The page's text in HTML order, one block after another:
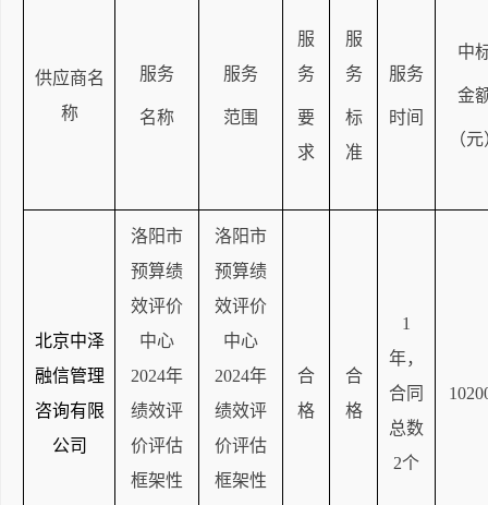
供应商名
称
服务
名称
服务
范围
服
务
要
求
服
务
标
准
服务
时间
中
金
（
北京中泽
融信管理
咨询有限
公司
洛阳市
预算绩
效评价
中心
2024年
绩效评
价评估
框架性
洛阳市
预算绩
效评价
中心
2024年
绩效评
价评估
框架性
合
格
合
格
1
年，
合同
总数
2个